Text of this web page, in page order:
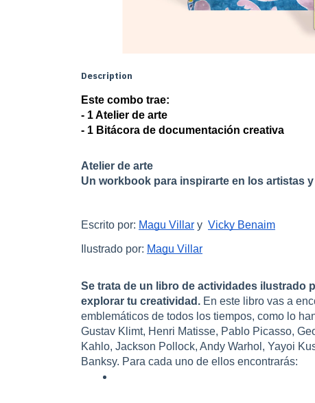
Description
Este combo trae:
- 1 Atelier de arte
- 1 Bitácora de documentación creativa
Atelier de arte
Un workbook para inspirarte en los artistas
Escrito por: Magu Villar y Vicky Benaim
Ilustrado por: Magu Villar
Se trata de un libro de actividades ilustrado
explorar tu creatividad. En este libro vas a
emblemáticos de todos los tiempos, como lo
Gustav Klimt, Henri Matisse, Pablo Picasso,
Kahlo, Jackson Pollock, Andy Warhol, Yayoi
Banksy. Para cada uno de ellos encontrarás: